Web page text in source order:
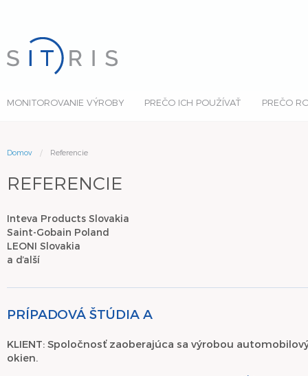
Back
Vlastnosti monitorovania
Funkcie monitorovania výroby
Na mieru vašim potrebám
Industry 4.0
Back
Prínosy
Back
Platformy
MONITOROVANIE VÝROBY PREČO ICH POUŽÍVAŤ PREČO
Domov Referencie
REFERENCIE
Inteva Products Slovakia
Saint-Gobain Poland
LEONI Slovakia
a ďalší
PRÍPADOVÁ ŠTÚDIA A
KLIENT: Spoločnosť zaoberajúca sa výrobou
okien.